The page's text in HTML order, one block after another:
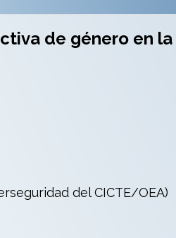
de género en la
del CICTE/OEA)